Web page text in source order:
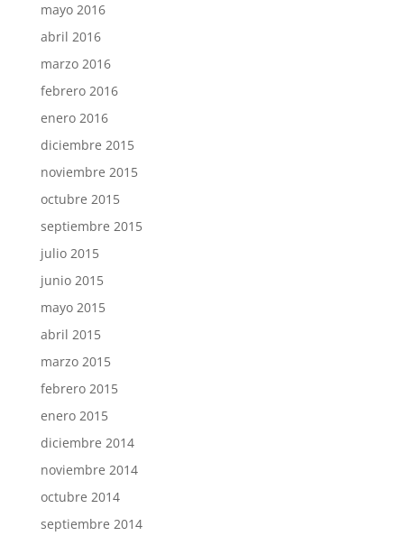
mayo 2016
abril 2016
marzo 2016
febrero 2016
enero 2016
diciembre 2015
noviembre 2015
octubre 2015
septiembre 2015
julio 2015
junio 2015
mayo 2015
abril 2015
marzo 2015
febrero 2015
enero 2015
diciembre 2014
noviembre 2014
octubre 2014
septiembre 2014